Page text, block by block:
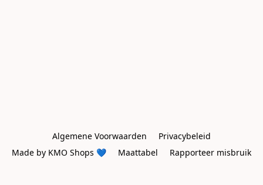
Algemene Voorwaarden
Privacybeleid
Made by KMO Shops 💙
Maattabel Rapporteer misbruik